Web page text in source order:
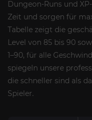
Dungeon-Runs und
Zeit und sorgen für
Tabelle zeigt die
Level von 85 bis 90
1–90, für alle
spiegeln unsere
die schneller sind als
Spieler.